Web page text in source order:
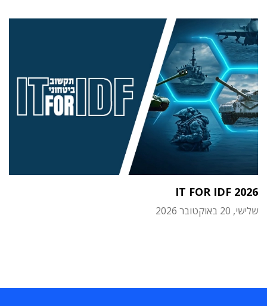
IT FOR IDF 2026
שלישי, 20 באוקטובר 2026